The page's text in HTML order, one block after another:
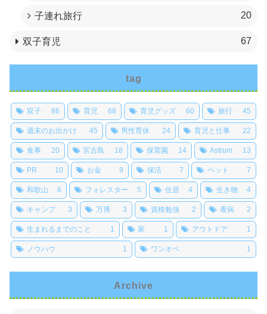
子連れ旅行 20
双子育児 67
tag
双子 86 育児 68 育児グッズ 60 旅行 45
週末のお出かけ 45 男性育休 24 育児と仕事 22
食事 20 宮古島 18 保育園 14 Astrum 13
PR 10 お金 9 保活 7 ペット 7
和歌山 6 フォレスター 5 住居 4 生き物 4
キャンプ 3 万博 3 資格勉強 2 看病 2
生まれるまでのこと 1 家 1 アウトドア 1
ノウハウ 1 ワンオペ 1
Archive